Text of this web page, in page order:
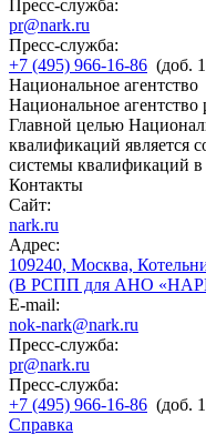
Пресс-служба:
pr@nark.ru
Пресс-служба:
+7 (495) 966-16-86 (доб.
Национальное агентство
Национальное
Главной целью
квалификаций является
системы квалификаций в
Контакты
Сайт:
nark.ru
Адрес:
109240, Москва,
(В РСПП для АНО
E-mail:
nok-nark@nark.ru
Пресс-служба:
pr@nark.ru
Пресс-служба:
+7 (495) 966-16-86 (доб.
Справка